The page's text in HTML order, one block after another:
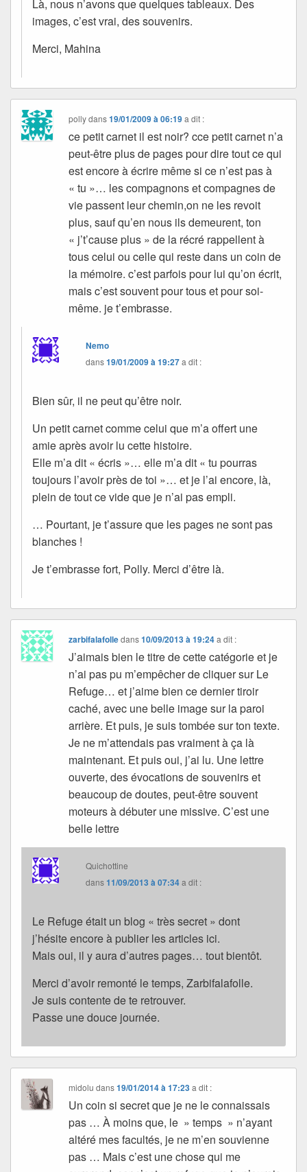
Là, nous n’avons que quelques tableaux. Des
images, c’est vrai, des souvenirs.
Merci, Mahina
pollydans19/01/2009 à 06:19 a dit :
ce petit carnet il est noir? cce petit carnet n’a
peut-être plus de pages pour dire tout ce qui
est encore à écrire même si ce n’est pas à
« tu »… les compagnons et compagnes de
vie passent leur chemin,on ne les revoit
plus, sauf qu’en nous ils demeurent, ton
« j’t’cause plus » de la récré rappellent à
tous celui ou celle qui reste dans un coin de
la mémoire. c’est parfois pour lui qu’on écrit,
mais c’est souvent pour tous et pour soi-
même. je t’embrasse.
Nemo
dans19/01/2009 à 19:27a dit :
Bien sûr, il ne peut qu’être noir.
Un petit carnet comme celui que m’a offert une
amie après avoir lu cette histoire.
Elle m’a dit « écris »… elle m’a dit « tu pourras
toujours l’avoir près de toi »… et je l’ai encore, là,
plein de tout ce vide que je n’ai pas empli.
… Pourtant, je t’assure que les pages ne sont pas
blanches !
Je t’embrasse fort, Polly. Merci d’être là.
zarbifalafolledans10/09/2013 à 19:24 a dit :
J’aimais bien le titre de cette catégorie et je
n’ai pas pu m’empêcher de cliquer sur Le
Refuge… et j’aime bien ce dernier tiroir
caché, avec une belle image sur la paroi
arrière. Et puis, je suis tombée sur ton texte.
Je ne m’attendais pas vraiment à ça là
maintenant. Et puis oui, j’ai lu. Une lettre
ouverte, des évocations de souvenirs et
beaucoup de doutes, peut-être souvent
moteurs à débuter une missive. C’est une
belle lettre
Quichottine
dans11/09/2013 à 07:34a dit :
Le Refuge était un blog « très secret » dont
j’hésite encore à publier les articles ici.
Mais oui, il y aura d’autres pages… tout bientôt.
Merci d’avoir remonté le temps, Zarbifalafolle.
Je suis contente de te retrouver.
Passe une douce journée.
midolu dans19/01/2014 à 17:23 a dit :
Un coin si secret que je ne le connaissais
pas … À moins que, le » temps » n’ayant
altéré mes facultés, je ne m’en souvienne
pas … Mais c’est une chose qui me